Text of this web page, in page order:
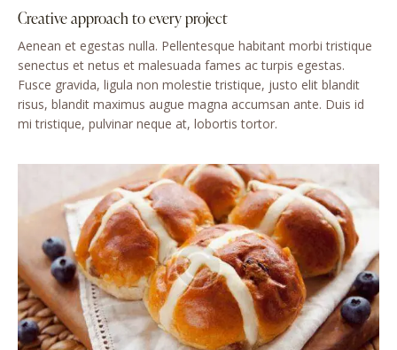
Creative approach to every project
Aenean et egestas nulla. Pellentesque habitant morbi tristique
senectus et netus et malesuada fames ac turpis egestas.
Fusce gravida, ligula non molestie tristique, justo elit blandit
risus, blandit maximus augue magna accumsan ante. Duis id
mi tristique, pulvinar neque at, lobortis tortor.